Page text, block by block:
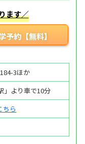
ます／
予約【無料】
3ほか
」より車で10分
ちら